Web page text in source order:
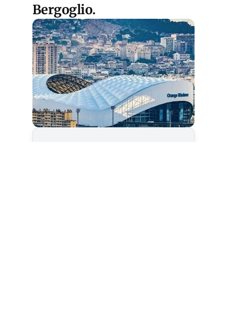
Bergoglio.